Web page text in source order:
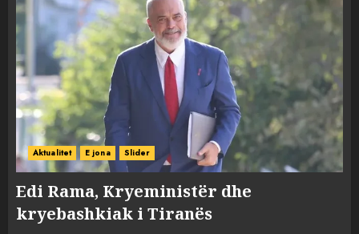
Aktualitet E jona Slider
Edi Rama, Kryeministër dhe
kryebashkiak i Tiranës